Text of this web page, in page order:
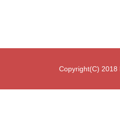
Copyright(C) 2018